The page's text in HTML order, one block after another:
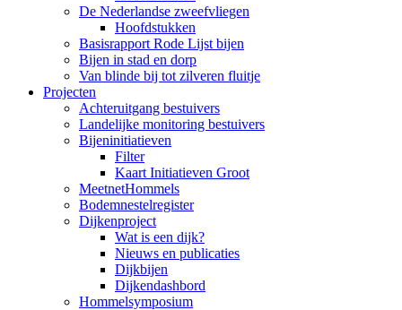
De Nederlandse zweefvliegen
Hoofdstukken
Basisrapport Rode Lijst bijen
Bijen in stad en dorp
Van blinde bij tot zilveren fluitje
Projecten
Achteruitgang bestuivers
Landelijke monitoring bestuivers
Bijeninitiatieven
Filter
Kaart Initiatieven Groot
MeetnetHommels
Bodemnestelregister
Dijkenproject
Wat is een dijk?
Nieuws en publicaties
Dijkbijen
Dijkendashbord
Hommelsymposium